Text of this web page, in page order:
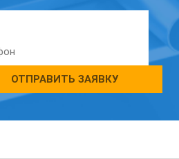
ОТПРАВИТЬ ЗАЯВКУ